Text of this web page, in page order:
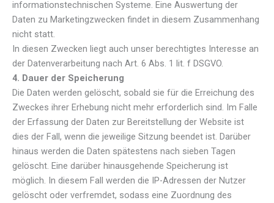
informationstechnischen Systeme. Eine Auswertung der
Daten zu Marketingzwecken findet in diesem Zusammenhang
nicht statt.
In diesen Zwecken liegt auch unser berechtigtes Interesse an
der Datenverarbeitung nach Art. 6 Abs. 1 lit. f DSGVO.
4. Dauer der Speicherung
Die Daten werden gelöscht, sobald sie für die Erreichung des
Zweckes ihrer Erhebung nicht mehr erforderlich sind. Im Falle
der Erfassung der Daten zur Bereitstellung der Website ist
dies der Fall, wenn die jeweilige Sitzung beendet ist. Darüber
hinaus werden die Daten spätestens nach sieben Tagen
gelöscht. Eine darüber hinausgehende Speicherung ist
möglich. In diesem Fall werden die IP-Adressen der Nutzer
gelöscht oder verfremdet, sodass eine Zuordnung des